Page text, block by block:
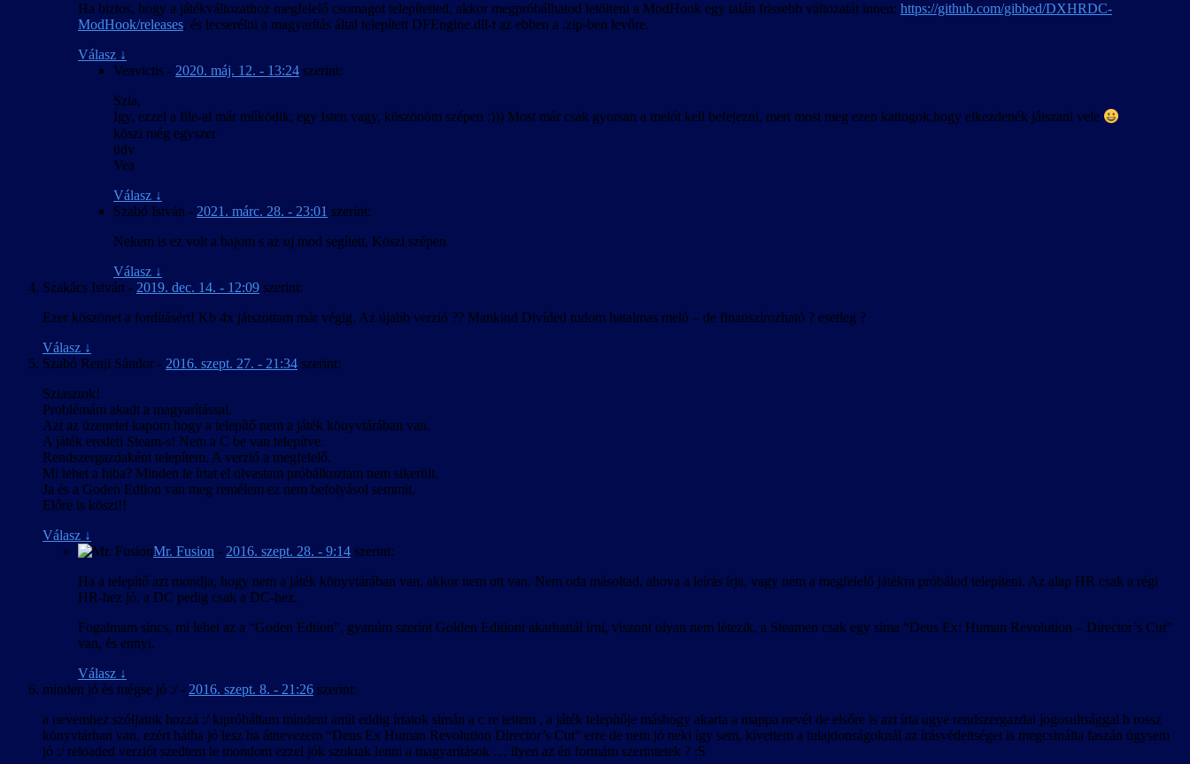
Ha biztos, hogy a játékváltozathoz megfelelő csomagot telepítetted, akkor megpróbálhatod letölteni a ModHook egy talán frissebb változatát innen: https://github.com/gibbed/DXHRDC-
ModHook/releases, és lecserélni a magyarítás által telepített DFEngine.dll-t az ebben a .zip-ben levőre.
Válasz ↓
Veavictis - 2020. máj. 12. - 13:24 szerint:
Szia,
Így, ezzel a file-al már működik, egy Isten vagy, köszönöm szépen :))) Most már csak gyorsan a melót kell befejezni, mert most meg ezen kattogok,hogy elkezdenék játszani vele
köszi még egyszer
üdv
Vea
Válasz ↓
Szabó István - 2021. márc. 28. - 23:01 szerint:
Nekem is ez volt a bajom s az uj mod segített, Köszi szépen
Válasz ↓
Szakács István - 2019. dec. 14. - 12:09 szerint:
Ezer köszönet a fordításért! Kb 4x játszottam már végig. Az újabb verzió ?? Mankind Divíded tudom hatalmas meló – de finanszírozható ? esetleg ?
Válasz ↓
Szabó Renji Sándor - 2016. szept. 27. - 21:34 szerint:
Sziasztok!
Problémám akadt a magyarítással.
Azt az üzenetet kapom hogy a telepítő nem a játék könyvtárában van.
A játék eredeti Steam-s! Nem a C be van telepítve.
Rendszergazdaként telepítem. A verzió a megfelelő.
Mi lehet a hiba? Minden le írtat el olvastam próbálkoztam nem sikerült.
Ja és a Goden Edtion van meg remélem ez nem befolyásol semmit.
Előre is köszi!!
Válasz ↓
Mr. Fusion - 2016. szept. 28. - 9:14 szerint:
Ha a telepítő azt mondja, hogy nem a játék könyvtárában van, akkor nem ott van. Nem oda másoltad, ahova a leírás írja, vagy nem a megfelelő játékra próbálod telepíteni. Az alap HR csak a régi
HR-hez jó, a DC pedig csak a DC-hez.
Fogalmam sincs, mi lehet az a “Goden Edtion”, gyanúm szerint Golden Editiont akarhattál írni, viszont olyan nem létezik, a Steamen csak egy sima “Deus Ex: Human Revolution – Director’s Cut”
van, és ennyi.
Válasz ↓
minden jó és mégse jó :/ - 2016. szept. 8. - 21:26 szerint:
a nevemhez szóljatok hozzá :/ kipróbáltam mindent amit eddig írtatok simán a c re tettem , a játék telepítője máshogy akarta a mappa nevét de elsőre is azt írta ugye rendszergazdai jogosultsággal h rossz
könyvtárban van, ezért hátha jó lesz ha átnevezem “Deus Ex Human Revolution Director’s Cut” erre de nem jó neki így sem, kivettem a tulajdonságoknál az írásvédettséget is megcsinálta faszán úgysem
jó :/ reloaded verziót szedtem le mondom ezzel jók szoktak lenni a magyarítások … ilyen az én formám szerintetek ? :S